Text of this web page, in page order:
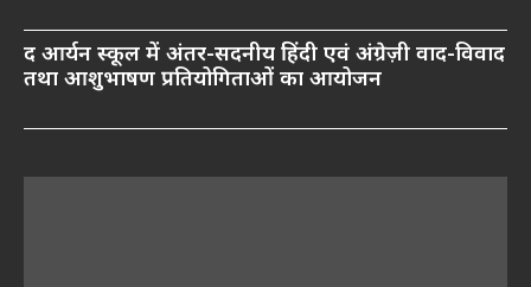
द आर्यन स्कूल में अंतर-सदनीय हिंदी एवं अंग्रेज़ी वाद-विवाद
तथा आशुभाषण प्रतियोगिताओं का आयोजन